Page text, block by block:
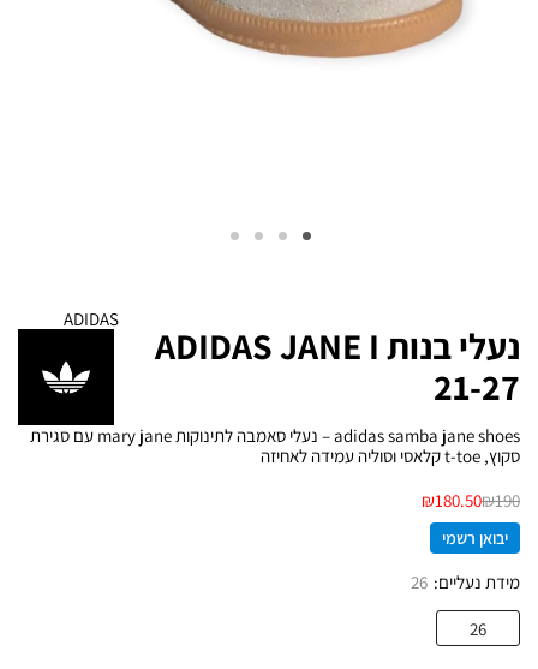
נעלי בנות ADIDAS JANE I
21-27
ADIDAS
adidas samba jane shoes – נעלי סאמבה לתינוקות mary jane עם סגירת
סקוץ, t-toe קלאסי וסוליה עמידה לאחיזה
₪190
₪180.50
יבואן רשמי
מידת נעליים 26
26